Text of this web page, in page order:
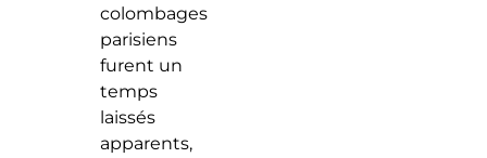
colombages
parisiens
furent un
temps
laissés
apparents,